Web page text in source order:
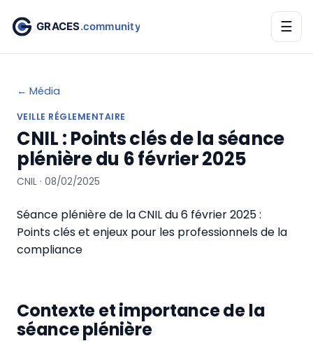
☰
← Média
VEILLE RÉGLEMENTAIRE
CNIL : Points clés de la séance
plénière du 6 février 2025
CNIL · 08/02/2025
Séance plénière de la CNIL du 6 février 2025 :
Points clés et enjeux pour les professionnels de la
compliance
Contexte et importance de la
séance plénière